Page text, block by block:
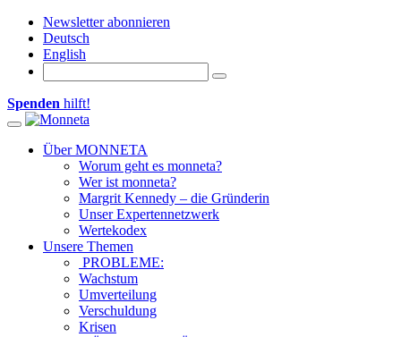
Newsletter abonnieren
Deutsch
English
Spenden hilft!
Toggle navigation
Über MONNETA
Worum geht es monneta?
Wer ist monneta?
Margrit Kennedy – die Gründerin
Unser Expertennetzwerk
Wertekodex
Unsere Themen
PROBLEME:
Wachstum
Umverteilung
Verschuldung
Krisen